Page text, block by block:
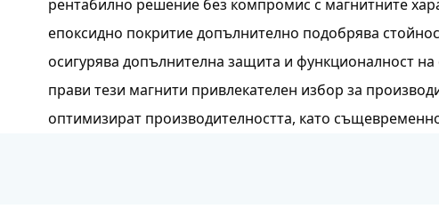
рентабилно решение без компромис с магнитните
епоксидно покритие допълнително подобрява
осигурява допълнителна защита и функционалност на
прави тези магнити привлекателен избор за
оптимизират производителността, като